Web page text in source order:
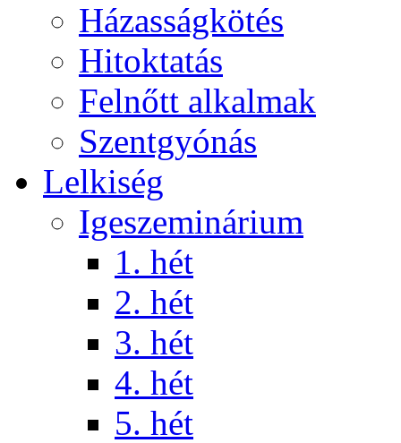
Házasságkötés
Hitoktatás
Felnőtt alkalmak
Szentgyónás
Lelkiség
Igeszeminárium
1. hét
2. hét
3. hét
4. hét
5. hét